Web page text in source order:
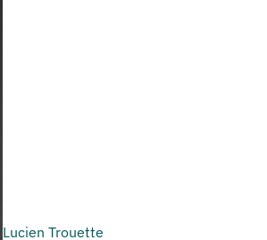
Lucien Trouette